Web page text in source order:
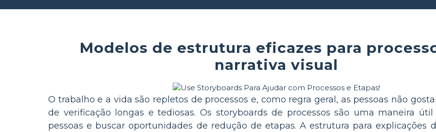
Modelos de estrutura eficazes para
narrativa visual
O trabalho e a vida são repletos de processos e, como regra geral, as pessoas não
de verificação longas e tediosas. Os storyboards de processos são uma maneira
pessoas e buscar oportunidades de redução de etapas. A estrutura para explicações